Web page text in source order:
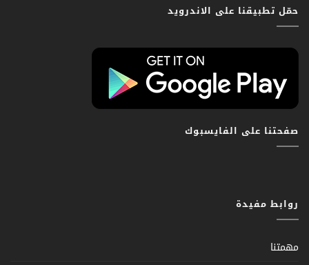
حمّل تطبيقنا على الاندرويد
صفحتنا على الفايسبوك
روابط مفيدة
مهمتنا